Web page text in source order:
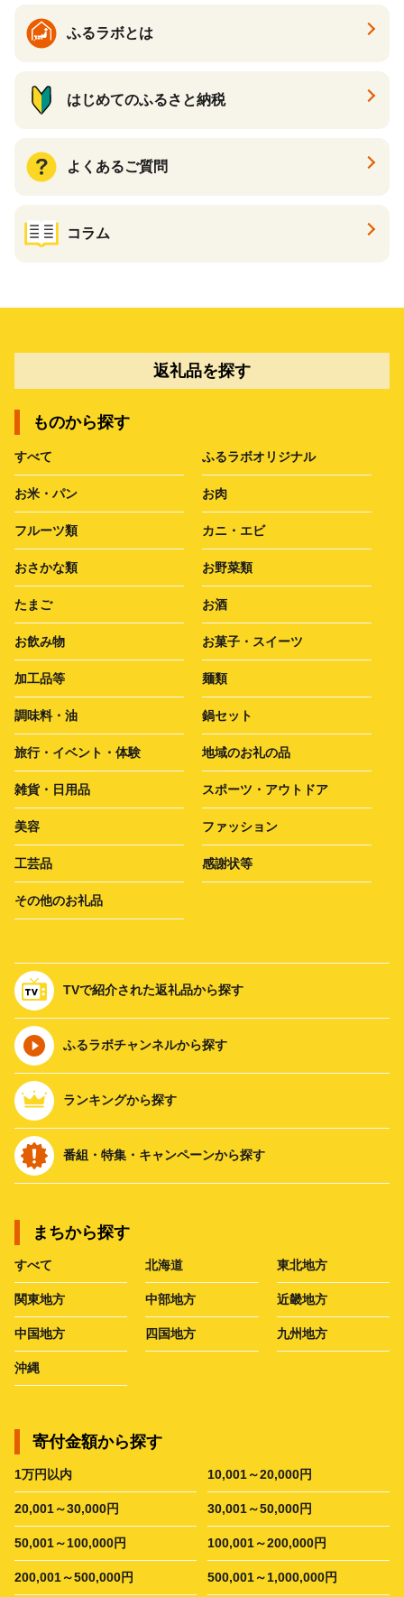
ふるラボとは
はじめてのふるさと納税
よくあるご質問
コラム
返礼品を探す
ものから探す
すべて ふるラボオリジナル
お米・パン お肉
フルーツ類 カニ・エビ
おさかな類 お野菜類
たまご お酒
お飲み物 お菓子・スイーツ
加工品等 麺類
調味料・油 鍋セット
旅行・イベント・体験 地域のお礼の品
雑貨・日用品 スポーツ・アウトドア
美容 ファッション
工芸品 感謝状等
その他のお礼品
TVで紹介された返礼品から探す
ふるラボチャンネルから探す
ランキングから探す
番組・特集・キャンペーンから探す
まちから探す
すべて 北海道 東北地方
関東地方 中部地方 近畿地方
中国地方 四国地方 九州地方
沖縄
寄付金額から探す
1万円以内 10,001～20,000円
20,001～30,000円 30,001～50,000円
50,001～100,000円 100,001～200,000円
200,001～500,000円 500,001～1,000,000円